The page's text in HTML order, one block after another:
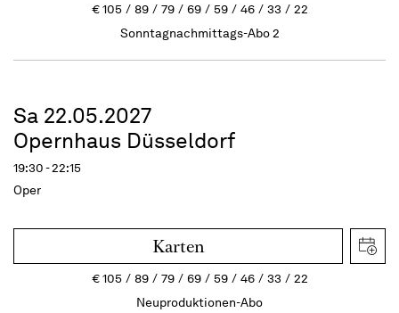
€105 89 79 69 59 46 33
22
Sonntagnachmittags-Abo 2
Sa 22.05.2027
Opernhaus Düsseldorf
19:30 - 22:15
Oper
Karten
€105 89 79 69 59 46 33
22
Neuproduktionen-Abo